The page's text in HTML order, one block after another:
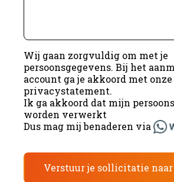
Wij gaan zorgvuldig om met je
persoonsgegevens. Bij het
account ga je akkoord met onze
privacystatement.
Ik ga akkoord dat mijn
worden verwerkt
Dus mag mij benaderen via
Verstuur je sollicitatie naar